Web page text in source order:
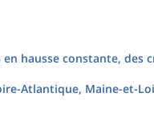
hausse constante, des
Atlantique, Maine-et-